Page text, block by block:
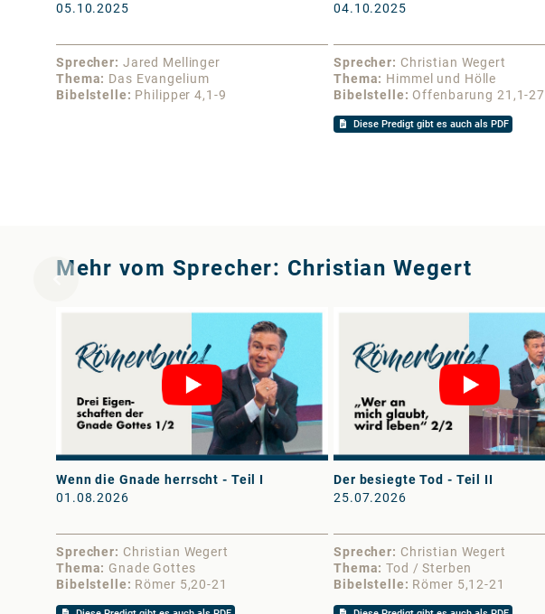
05.10.2025
Sprecher
Jared Mellinger
Thema
Das Evangelium
Bibelstelle
Philipper 4,1-9
04.10.2025
Sprecher
Christian Wegert
Thema
Himmel und Hölle
Bibelstelle
Offenbarung 21,1-27
Diese Predigt gibt es auch als PDF
Mehr vom Sprecher: Christian Wegert
Wenn die Gnade herrscht - Teil I
01.08.2026
Sprecher
Christian Wegert
Thema
Gnade Gottes
Bibelstelle
Römer 5,20-21
Der besiegte Tod - Teil II
25.07.2026
Sprecher
Christian Wegert
Thema
Tod / Sterben
Bibelstelle
Römer 5,12-21